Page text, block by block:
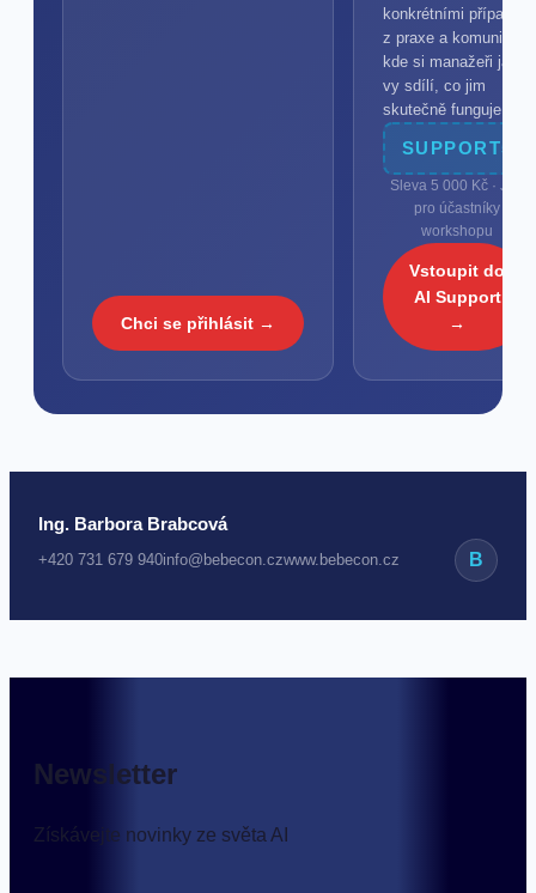
Chci se přihlásit →
konkrétními případy
z praxe a komunita,
kde si manažeři jako
vy sdílí, co jim
skutečně funguje.
SUPPORT5
Sleva 5 000 Kč · Jen
pro účastníky
workshopu
Vstoupit do
AI Support
→
Ing. Barbora Brabcová
+420 731 679 940info@bebecon.czwww.bebecon.cz B
Newsletter
Získávejte novinky ze světa AI